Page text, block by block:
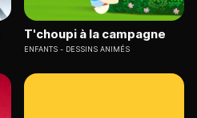
T'choupi à la campagne
ENFANTS DESSINS ANIMÉS